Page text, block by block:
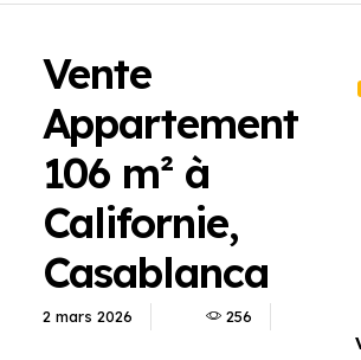
Vente
Appartement
106 m² à
Californie,
Casablanca
2 mars 2026 256